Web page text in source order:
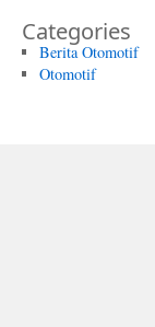
Categories
Berita Otomotif
Otomotif